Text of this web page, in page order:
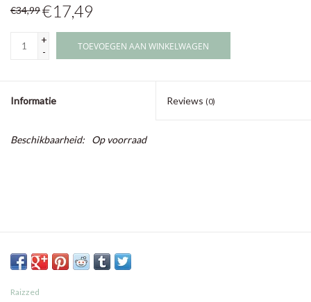
€34,99€17,49
+
-
TOEVOEGEN AAN WINKELWAGEN
Informatie Reviews (0)
Beschikbaarheid: Op voorraad
Raizzed